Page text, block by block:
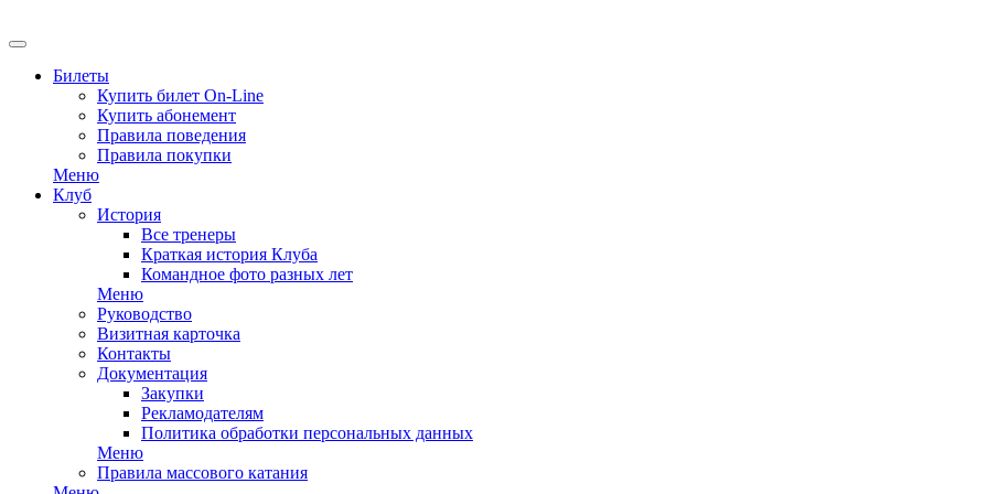
Билеты
Купить билет On-Line
Купить абонемент
Правила поведения
Правила покупки
Меню
Клуб
История
Все тренеры
Краткая история Клуба
Командное фото разных лет
Меню
Руководство
Визитная карточка
Контакты
Документация
Закупки
Рекламодателям
Политика обработки персональных данных
Меню
Правила массового катания